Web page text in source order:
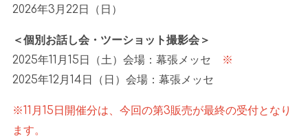
2026年3 月 22日（日）
＜個別お話し会・ツーショット撮影会＞
2025年11 月 15 日（土）会場：幕張メッセ
※
2025年12月 14 日（日）会場：幕張メッセ
※11月15日開催分は、今回の第3販売が最終の受付となり
ます。